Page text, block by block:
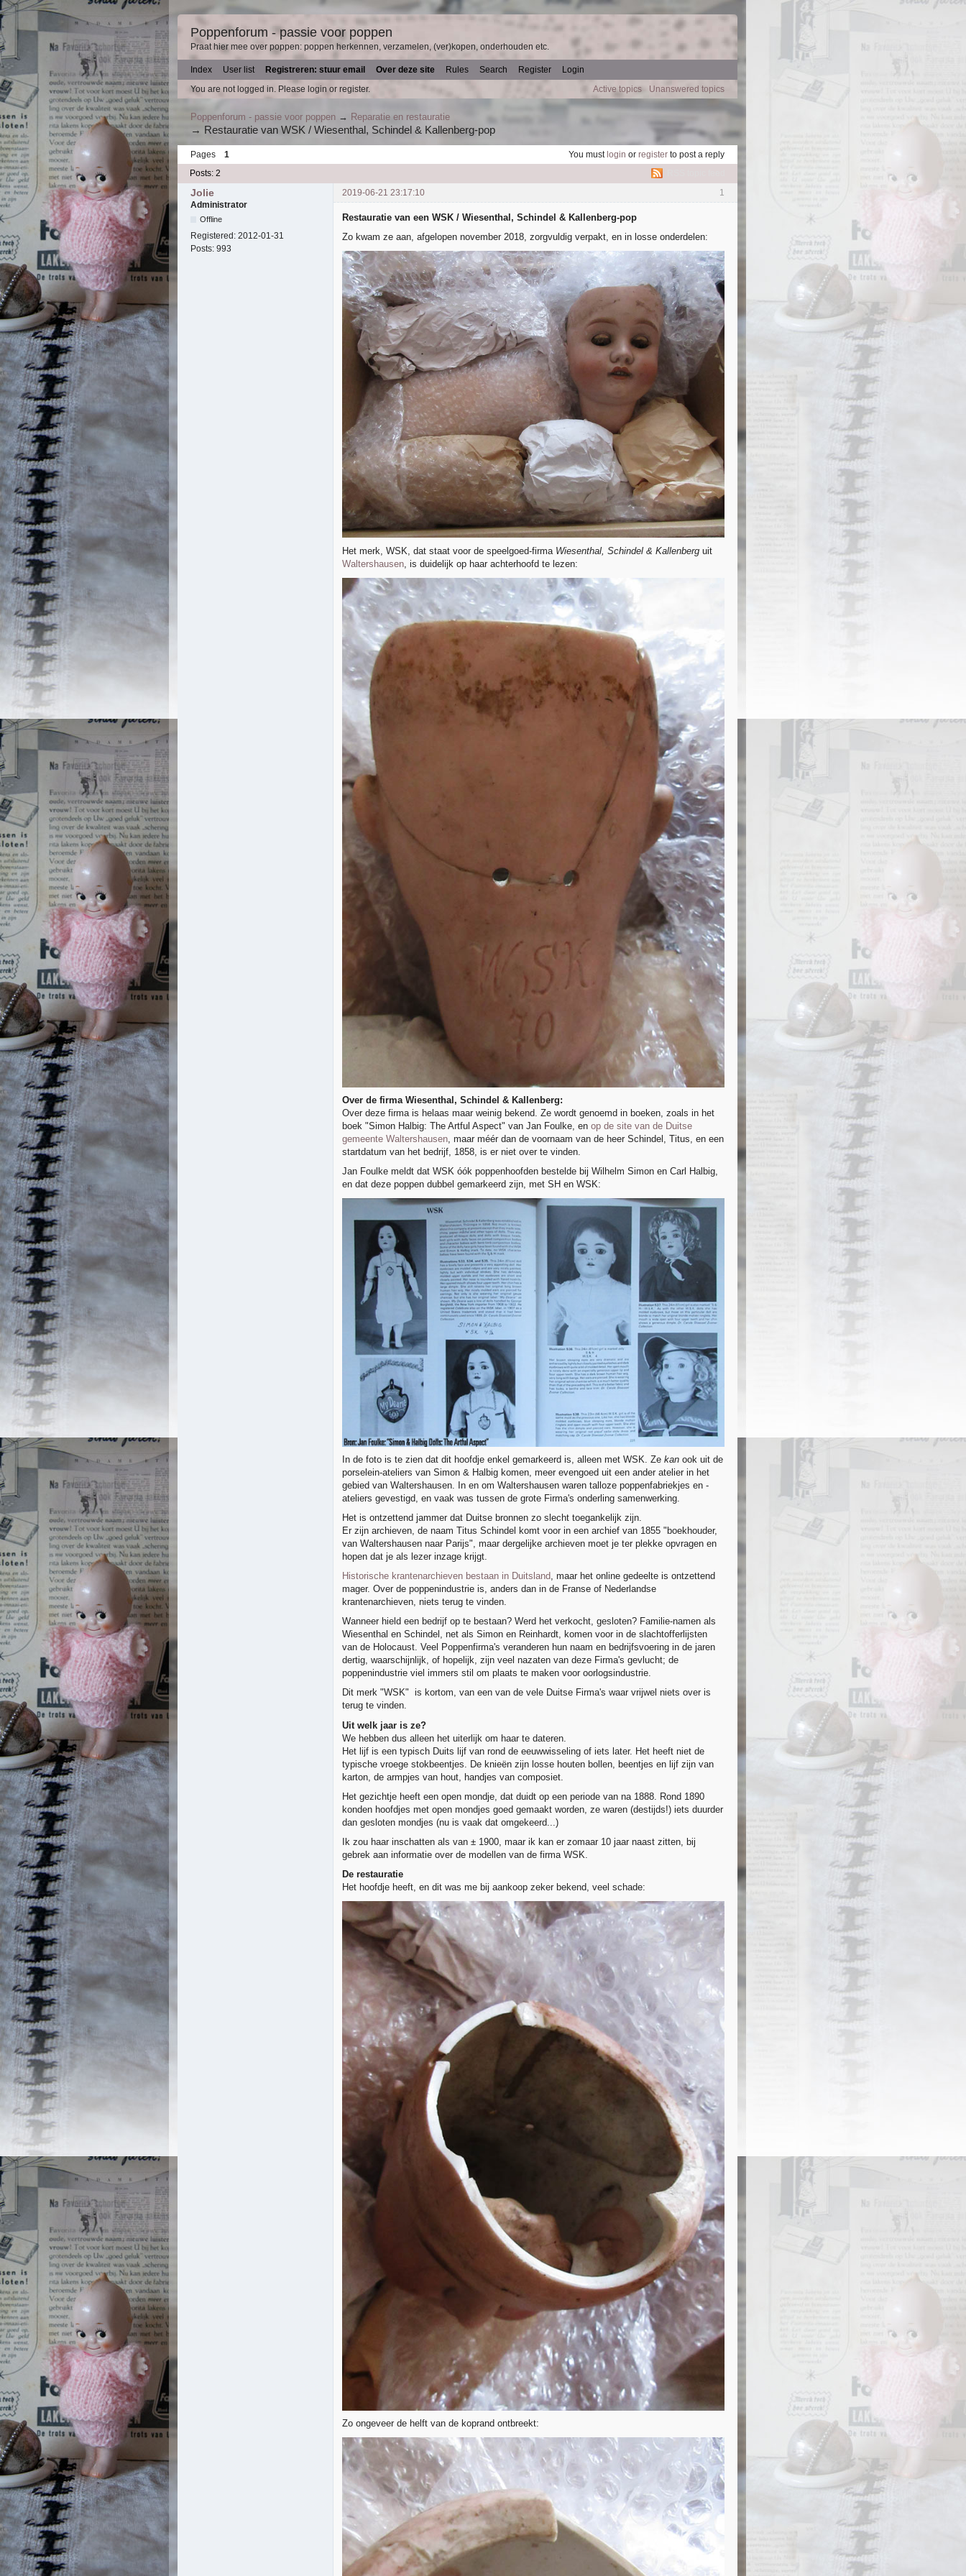
Poppenforum - passie voor poppen
Praat hier mee over poppen: poppen herkennen, verzamelen, (ver)kopen, onderhouden etc.
Index User list Registreren: stuur email Over deze site Rules Search Register
Login
You are not logged in. Please login or register. Active topics Unanswered topics
Poppenforum - passie voor poppen → Reparatie en restauratie
→ Restauratie van WSK / Wiesenthal, Schindel & Kallenberg-pop
Pages 1 You must login or register to post a reply
Posts: 2
1
Jolie
2019-06-21 23:17:10
Administrator
Offline
Registered: 2012-01-31
Posts: 993
Restauratie van een WSK / Wiesenthal, Schindel & Kallenberg-pop
Zo kwam ze aan, afgelopen november 2018, zorgvuldig verpakt, en in losse onderdelen:
Het merk, WSK, dat staat voor de speelgoed-firma Wiesenthal, Schindel & Kallenberg uit
Waltershausen , is duidelijk op haar achterhoofd te lezen:
Over de firma Wiesenthal, Schindel & Kallenberg:
Over deze firma is helaas maar weinig bekend. Ze wordt genoemd in boeken, zoals in het
boek "Simon Halbig: The Artful Aspect" van Jan Foulke, en op de site van de Duitse
gemeente Waltershausen, maar méér dan de voornaam van de heer Schindel, Titus, en een
startdatum van het bedrijf, 1858, is er niet over te vinden.
Jan Foulke meldt dat WSK óók poppenhoofden bestelde bij Wilhelm Simon en Carl Halbig,
en dat deze poppen dubbel gemarkeerd zijn, met SH en WSK:
In de foto is te zien dat dit hoofdje enkel gemarkeerd is, alleen met WSK. Ze kan ook uit de
porselein-ateliers van Simon & Halbig komen, meer evengoed uit een ander atelier in het
gebied van Waltershausen. In en om Waltershausen waren talloze poppenfabriekjes en -
ateliers gevestigd, en vaak was tussen de grote Firma's onderling samenwerking.
Het is ontzettend jammer dat Duitse bronnen zo slecht toegankelijk zijn.
Er zijn archieven, de naam Titus Schindel komt voor in een archief van 1855 "boekhouder,
van Waltershausen naar Parijs", maar dergelijke archieven moet je ter plekke opvragen en
hopen dat je als lezer inzage krijgt.
Historische krantenarchieven bestaan in Duitsland, maar het online gedeelte is ontzettend
mager. Over de poppenindustrie is, anders dan in de Franse of Nederlandse
krantenarchieven, niets terug te vinden.
Wanneer hield een bedrijf op te bestaan? Werd het verkocht, gesloten? Familie-namen als
Wiesenthal en Schindel, net als Simon en Reinhardt, komen voor in de slachtofferlijsten
van de Holocaust. Veel Poppenfirma's veranderen hun naam en bedrijfsvoering in de jaren
dertig, waarschijnlijk, of hopelijk, zijn veel nazaten van deze Firma's gevlucht; de
poppenindustrie viel immers stil om plaats te maken voor oorlogsindustrie.
Dit merk "WSK" is kortom, van een van de vele Duitse Firma's waar vrijwel niets over is
terug te vinden.
Uit welk jaar is ze?
We hebben dus alleen het uiterlijk om haar te dateren.
Het lijf is een typisch Duits lijf van rond de eeuwwisseling of iets later. Het heeft niet de
typische vroege stokbeentjes. De knieën zijn losse houten bollen, beentjes en lijf zijn van
karton, de armpjes van hout, handjes van composiet.
Het gezichtje heeft een open mondje, dat duidt op een periode van na 1888. Rond 1890
konden hoofdjes met open mondjes goed gemaakt worden, ze waren (destijds!) iets duurder
dan gesloten mondjes (nu is vaak dat omgekeerd...)
Ik zou haar inschatten als van ± 1900, maar ik kan er zomaar 10 jaar naast zitten, bij
gebrek aan informatie over de modellen van de firma WSK.
De restauratie
Het hoofdje heeft, en dit was me bij aankoop zeker bekend, veel schade:
Zo ongeveer de helft van de koprand ontbreekt: